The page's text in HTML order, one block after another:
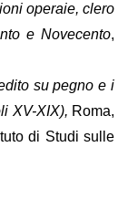
operaie, clero
e Novecento,
su pegno e i
XV-XIX), Roma,
di Studi sulle